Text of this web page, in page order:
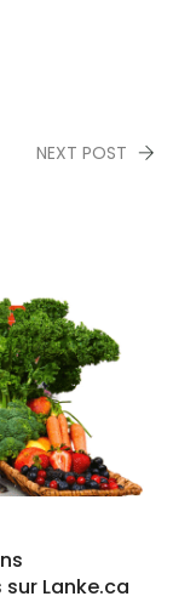
NEXT POST
Lanke.ca